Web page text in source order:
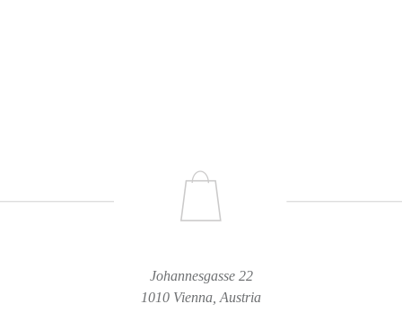
Johannesgasse 22
1010 Vienna, Austria